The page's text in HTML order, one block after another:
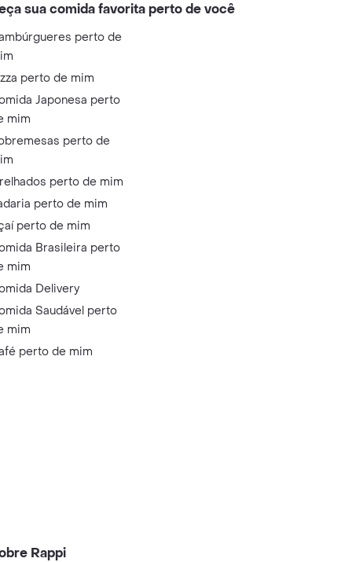
sua comida favorita perto de você
perto de
perto de mim
Japonesa perto
mim
perto de
perto de mim
perto de mim
perto de mim
Brasileira perto
mim
Delivery
Saudável perto
mim
perto de mim
Rappi